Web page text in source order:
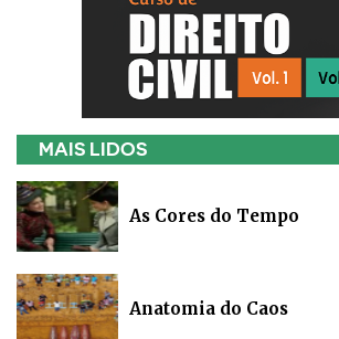
MAIS LIDOS
As Cores do Tempo
Anatomia do Caos